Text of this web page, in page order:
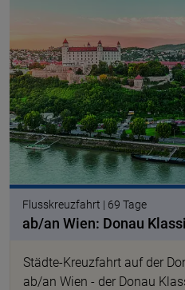
Flusskreuzfahrt | 69 Tage
ab/an Wien: Donau
Städte-Kreuzfahrt auf der
ab/an Wien - der Donau